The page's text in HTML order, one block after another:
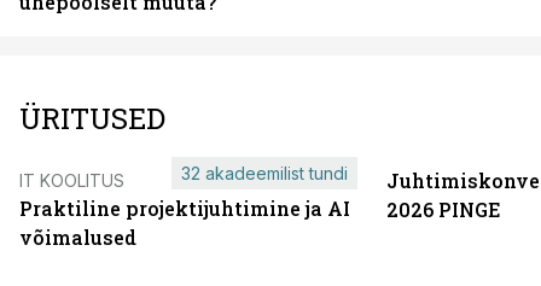
ÜRITUSED
IT KOOLITUS
Praktiline projektijuhtimine ja AI
võimalused
32 akadeemilist tundi
2026 PINGE